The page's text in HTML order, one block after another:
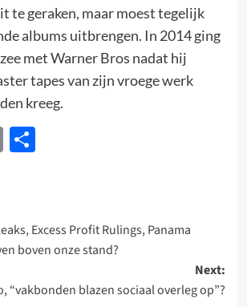
te geraken, maar moest tegelijk
albums uitbrengen. In 2014 ging
met Warner Bros nadat hij
tapes van zijn vroege werk
kreeg.
EmailDelen
Excess Profit Rulings, Panama
boven onze stand?
Next:
“vakbonden blazen sociaal overleg op”?